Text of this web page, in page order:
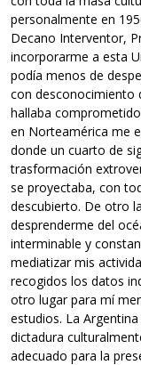
personalmente en
Decano Interventor,
incorporarme a esta
podía menos de
con desconocimiento
hallaba
en Norteamérica me
donde un cuarto de
trasformación
se proyectaba, con
descubierto. De otro
desprenderme del
interminable y
mediatizar mis
recogidos los datos
otro lugar para mí
estudios. La
dictadura
adecuado para la